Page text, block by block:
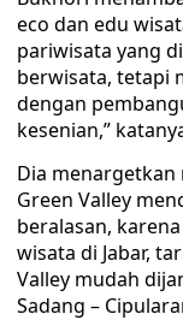
eco dan edu
pariwisata yang
berwisata, tetapi
dengan
kesenian,”
Dia
Green Valley
beralasan,
wisata di Jabar,
Valley mudah
Sadang –